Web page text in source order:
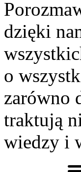
dzięki
o
zarówno
traktują
wiedzy i